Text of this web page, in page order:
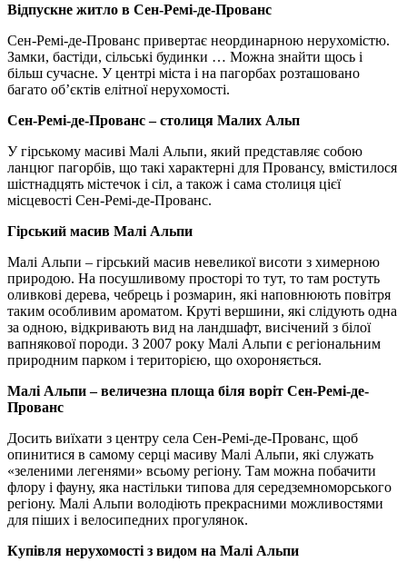
Відпускне житло в Сен-Ремі-де-Прованс
Сен-Ремі-де-Прованс привертає неординарною нерухомістю.
Замки, бастіди, сільські будинки … Можна знайти щось і
більш сучасне. У центрі міста і на пагорбах розташовано
багато об’єктів елітної нерухомості.
Сен-Ремі-де-Прованс – столиця Малих Альп
У гірському масиві Малі Альпи, який представляє собою
ланцюг пагорбів, що такі характерні для Провансу, вмістилося
шістнадцять містечок і сіл, а також і сама столиця цієї
місцевості Сен-Ремі-де-Прованс.
Гірський масив Малі Альпи
Малі Альпи – гірський масив невеликої висоти з химерною
природою. На посушливому просторі то тут, то там ростуть
оливкові дерева, чебрець і розмарин, які наповнюють повітря
таким особливим ароматом. Круті вершини, які слідують одна
за одною, відкривають вид на ландшафт, висічений з білої
вапнякової породи. З 2007 року Малі Альпи є регіональним
природним парком і територією, що охороняється.
Малі Альпи – величезна площа біля воріт Сен-Ремі-де-
Прованс
Досить виїхати з центру села Сен-Ремі-де-Прованс, щоб
опинитися в самому серці масиву Малі Альпи, які служать
«зеленими легенями» всьому регіону. Там можна побачити
флору і фауну, яка настільки типова для середземноморського
регіону. Малі Альпи володіють прекрасними можливостями
для піших і велосипедних прогулянок.
Купівля нерухомості з видом на Малі Альпи